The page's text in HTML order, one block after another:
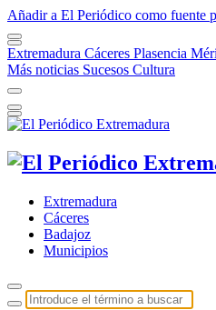
Añadir a El Periódico como fuente
Extremadura Cáceres Plasencia
Más noticias Sucesos Cultura
Extremadura
Cáceres
Badajoz
Municipios